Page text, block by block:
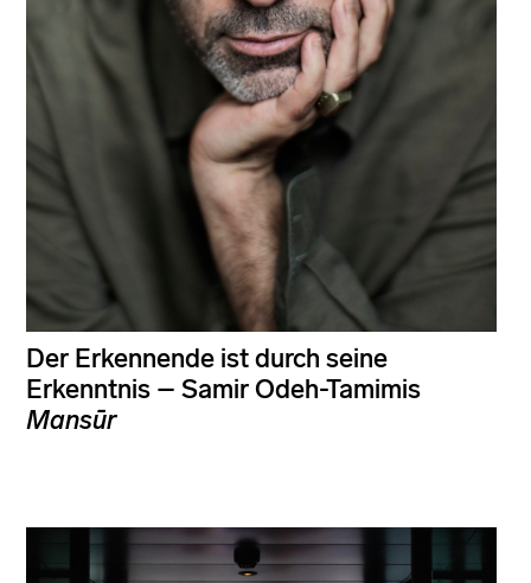
Der Erkennende ist durch seine
Erkenntnis – Samir Odeh-Tamimis
Mansūr